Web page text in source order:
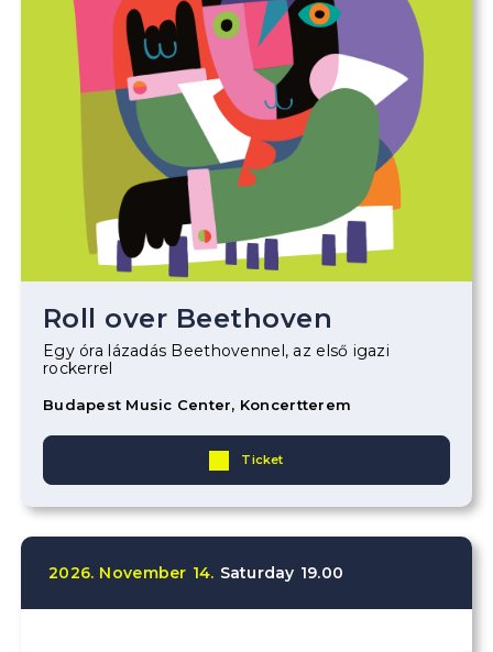
Roll over Beethoven
Egy óra lázadás Beethovennel, az első igazi
rockerrel
Budapest Music Center, Koncertterem
Ticket
2026. November 14. Saturday 19.00